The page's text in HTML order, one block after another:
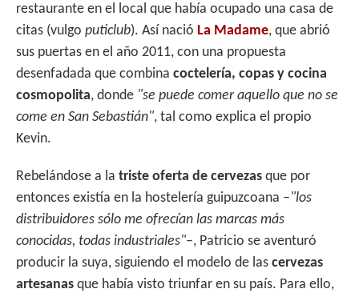
restaurante en el local que había ocupado una casa de
citas (vulgo puticlub). Así nació La Madame, que abrió
sus puertas en el año 2011, con una propuesta
desenfadada que combina coctelería, copas y cocina
cosmopolita, donde "se puede comer aquello que no se
come en San Sebastián", tal como explica el propio
Kevin.
Rebelándose a la triste oferta de cervezas que por
entonces existía en la hostelería guipuzcoana –"los
distribuidores sólo me ofrecían las marcas más
conocidas, todas industriales"–, Patricio se aventuró
producir la suya, siguiendo el modelo de las cervezas
artesanas que había visto triunfar en su país. Para ello,